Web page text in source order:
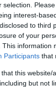
selection.
interest-
to third
of your
This information
Participants that
that this
but not
di
Nel
già